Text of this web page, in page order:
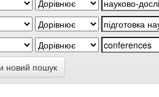
новий пошук